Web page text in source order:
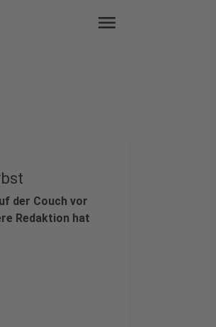
menu
der Couch vor
Redaktion hat